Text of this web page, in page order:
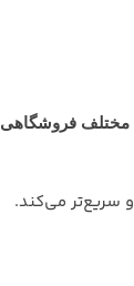
مختلف فروشگاهی
سریع‌تر می‌کند.